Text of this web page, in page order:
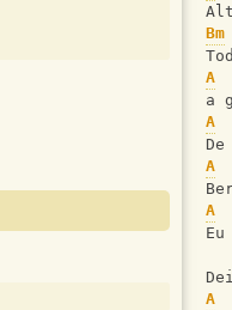
Bm
A
a
A
A
A
A